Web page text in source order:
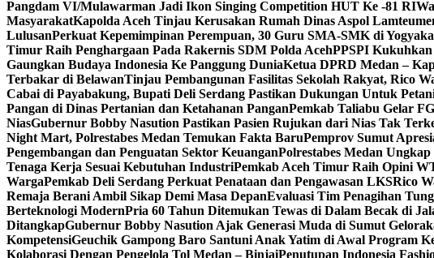
Pangdam VI/Mulawarman Jadi Ikon Singing Competition HUT Ke -81 RI
MasyarakatKapolda Aceh Tinjau Kerusakan Rumah Dinas Aspol
LulusanPerkuat Kepemimpinan Perempuan, 30 Guru SMA-SMK di
Timur Raih Penghargaan Pada Rakernis SDM Polda AcehPPSPI Kukuhkan
Gaungkan Budaya Indonesia Ke Panggung DuniaKetua DPRD Medan –
Terbakar di BelawanTinjau Pembangunan Fasilitas Sekolah Rakyat, Rico
Cabai di Payabakung, Bupati Deli Serdang Pastikan Dukungan Untuk
Pangan di Dinas Pertanian dan Ketahanan PanganPemkab Taliabu Gelar
NiasGubernur Bobby Nasution Pastikan Pasien Rujukan dari Nias Tak
Night Mart, Polrestabes Medan Temukan Fakta BaruPemprov Sumut
Pengembangan dan Penguatan Sektor KeuanganPolrestabes Medan
Tenaga Kerja Sesuai Kebutuhan IndustriPemkab Aceh Timur Raih Opini
WargaPemkab Deli Serdang Perkuat Penataan dan Pengawasan LKSRico
Remaja Berani Ambil Sikap Demi Masa DepanEvaluasi Tim Penagihan
Berteknologi ModernPria 60 Tahun Ditemukan Tewas di Dalam Becak di
DitangkapGubernur Bobby Nasution Ajak Generasi Muda di Sumut
KompetensiGeuchik Gampong Baro Santuni Anak Yatim di Awal Program
Kolaborasi Dengan Pengelola Tol Medan – BinjaiPenutupan Indonesia